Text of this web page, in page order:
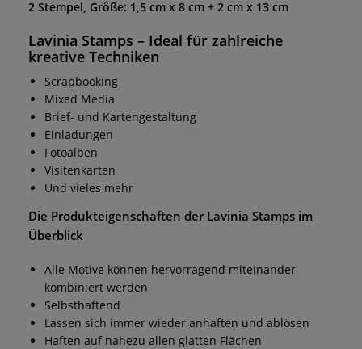
2 Stempel, Größe: 1,5 cm x 8 cm + 2 cm x 13 cm
Lavinia Stamps – Ideal für zahlreiche
kreative Techniken
Scrapbooking
Mixed Media
Brief- und Kartengestaltung
Einladungen
Fotoalben
Visitenkarten
Und vieles mehr
Die Produkteigenschaften der Lavinia Stamps im
Überblick
Alle Motive können hervorragend miteinander
kombiniert werden
Selbsthaftend
Lassen sich immer wieder anhaften und ablösen
Haften auf nahezu allen glatten Flächen